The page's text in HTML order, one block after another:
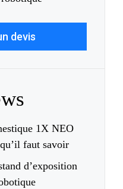
devis
1X NEO
faut savoir
d’exposition